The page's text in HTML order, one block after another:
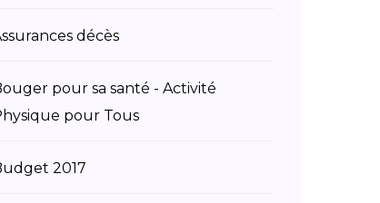
décès
pour sa santé - Activité
pour Tous
2017